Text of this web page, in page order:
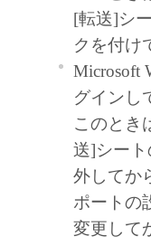
フ
リ
ん
帰属
「本ソ
容によ
[転送]シ
クを付け
Microsoft
グインし
このとき
送]シー
外してか
ポートの
変更して